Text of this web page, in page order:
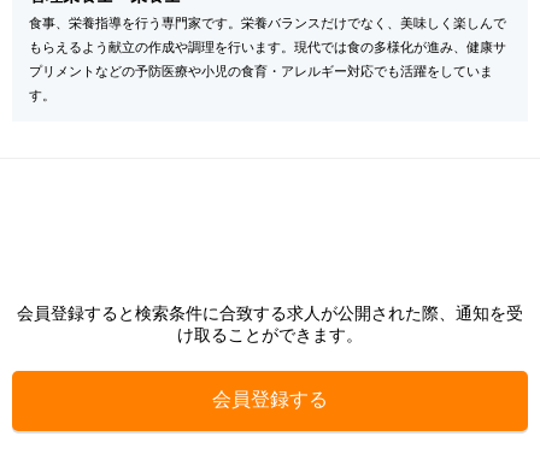
食事、栄養指導を行う専門家です。栄養バランスだけでなく、美味しく楽しんで
もらえるよう献立の作成や調理を行います。現代では食の多様化が進み、健康サ
プリメントなどの予防医療や小児の食育・アレルギー対応でも活躍をしていま
す。
会員登録すると検索条件に合致する求人が公開された際、通知を受
け取ることができます。
会員登録する